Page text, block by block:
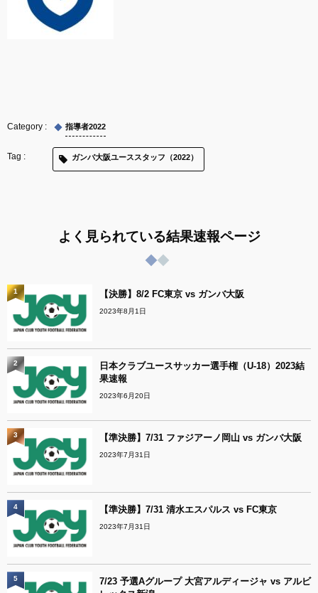
指導者2022
ガンバ大阪ユーススタッフ（2022）
よく見られている結果速報ページ
【決勝】8/2 FC東京 vs ガンバ大阪
2023年8月1日
1
日本クラブユースサッカー選手権（U-18）2023結
果速報
2023年6月20日
2
【準決勝】7/31 ファジアーノ岡山 vs ガンバ大阪
2023年7月31日
3
【準決勝】7/31 清水エスパルス vs FC東京
2023年7月31日
4
7/23 予選Aグループ 大宮アルディージャ vs アルビ
5